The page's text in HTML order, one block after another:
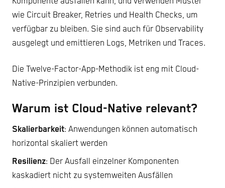
wie Circuit Breaker, Retries und Health Checks, um
verfügbar zu bleiben. Sie sind auch für Observability
ausgelegt und emittieren Logs, Metriken und Traces.
Die Twelve-Factor-App-Methodik ist eng mit Cloud-
Native-Prinzipien verbunden.
Warum ist Cloud-Native relevant?
Skalierbarkeit: Anwendungen können automatisch
horizontal skaliert werden
Resilienz: Der Ausfall einzelner Komponenten
kaskadiert nicht zu systemweiten Ausfällen